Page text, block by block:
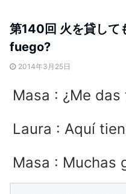
第140回 火を貸して
fuego?
2014年3月25日
Masa : ¿Me
Laura : Aquí
Masa : Muchas